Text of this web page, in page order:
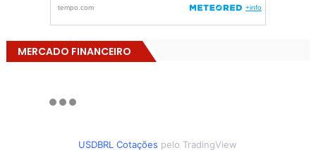
MERCADO FINANCEIRO
USDBRL Cotações pelo TradingView